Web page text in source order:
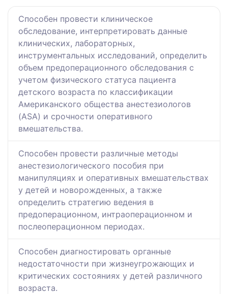
Способен провести клиническое
обследование, интерпретировать данные
клинических, лабораторных,
инструментальных исследований, определить
объем предоперационного обследования с
учетом физического статуса пациента
детского возраста по классификации
Американского общества анестезиологов
(ASA) и срочности оперативного
вмешательства.
Способен провести различные методы
анестезиологического пособия при
манипуляциях и оперативных вмешательствах
у детей и новорожденных, а также
определить стратегию ведения в
предоперационном, интраоперационном и
послеоперационном периодах.
Способен диагностировать органные
недостаточности при жизнеугрожающих и
критических состояниях у детей различного
возраста.